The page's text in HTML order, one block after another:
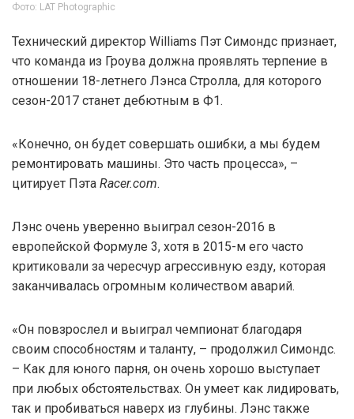
Фото: LAT Photographic
Технический директор Williams Пэт Симондс признает,
что команда из Гроува должна проявлять терпение в
отношении 18-летнего Лэнса Стролла, для которого
сезон-2017 станет дебютным в Ф1.
«Конечно, он будет совершать ошибки, а мы будем
ремонтировать машины. Это часть процесса», –
цитирует Пэта Racer.com.
Лэнс очень уверенно выиграл сезон-2016 в
европейской Формуле 3, хотя в 2015-м его часто
критиковали за чересчур агрессивную езду, которая
заканчивалась огромным количеством аварий.
«Он повзрослел и выиграл чемпионат благодаря
своим способностям и таланту, – продолжил Симондс.
– Как для юного парня, он очень хорошо выступает
при любых обстоятельствах. Он умеет как лидировать,
так и пробиваться наверх из глубины. Лэнс также